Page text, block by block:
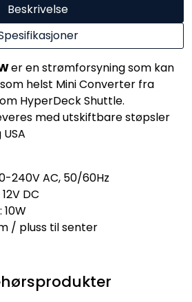
Beskrivelse
er en strømforsyning som kan
helst Mini Converter fra
HyperDeck Shuttle.
med utskiftbare støpsler
240V AC, 50/60Hz
DC
/ pluss til senter